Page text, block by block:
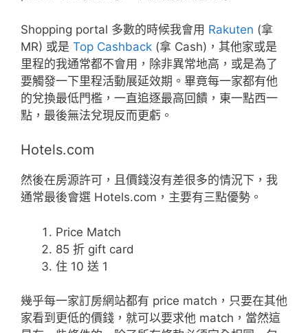
Shopping portal 多數的時候我會用 Rakuten (拿
MR) 或是 Top Cashback (拿 Cash)，其他家或是
里程的我通常都不會用，除非異常地高，或是為了
要觸發一下里程活動展延效期。畢竟每一家都有他
的兌換最低門檻，一直追逐最高回饋，東一點西一
點，最後無法兌現反而更虧。
Hotels.com
然後在房源許可，且價錢沒有差很多的情況下，我
通常最後會選 Hotels.com，主要有三點優勢。
Price Match
85 折 gift card
住 10 送 1
幾乎每一家訂房網站都有 price match，只要在其他
家看到更低的價錢，就可以要求他 match，當然這